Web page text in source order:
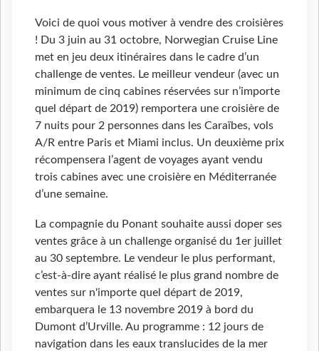
Voici de quoi vous motiver à vendre des croisières
! Du 3 juin au 31 octobre, Norwegian Cruise Line
met en jeu deux itinéraires dans le cadre d’un
challenge de ventes. Le meilleur vendeur (avec un
minimum de cinq cabines réservées sur n’importe
quel départ de 2019) remportera une croisière de
7 nuits pour 2 personnes dans les Caraïbes, vols
A/R entre Paris et Miami inclus. Un deuxième prix
récompensera l’agent de voyages ayant vendu
trois cabines avec une croisière en Méditerranée
d’une semaine.
La compagnie du Ponant souhaite aussi doper ses
ventes grâce à un challenge organisé du 1er juillet
au 30 septembre. Le vendeur le plus performant,
c’est-à-dire ayant réalisé le plus grand nombre de
ventes sur n'importe quel départ de 2019,
embarquera le 13 novembre 2019 à bord du
Dumont d’Urville. Au programme : 12 jours de
navigation dans les eaux translucides de la mer